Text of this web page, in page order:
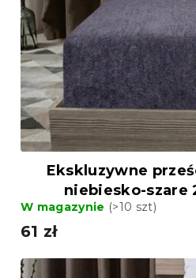
Ekskluzywne
niebiesko-szare
W magazynie (>10 szt)
61 zł